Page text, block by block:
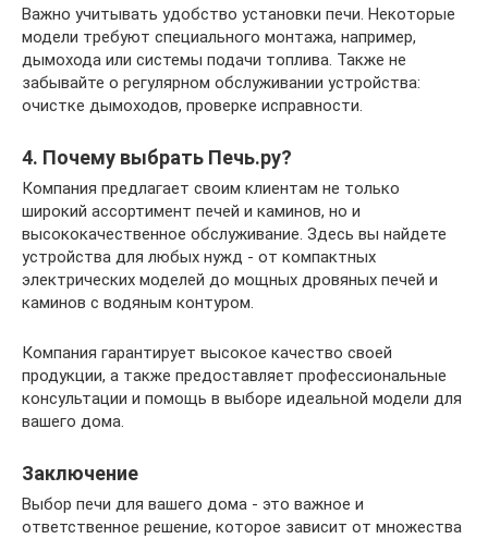
Важно учитывать удобство установки печи. Некоторые
модели требуют специального монтажа, например,
дымохода или системы подачи топлива. Также не
забывайте о регулярном обслуживании устройства:
очистке дымоходов, проверке исправности.
4. Почему выбрать Печь.ру?
Компания предлагает своим клиентам не только
широкий ассортимент печей и каминов, но и
высококачественное обслуживание. Здесь вы найдете
устройства для любых нужд - от компактных
электрических моделей до мощных дровяных печей и
каминов с водяным контуром.
Компания гарантирует высокое качество своей
продукции, а также предоставляет профессиональные
консультации и помощь в выборе идеальной модели для
вашего дома.
Заключение
Выбор печи для вашего дома - это важное и
ответственное решение, которое зависит от множества